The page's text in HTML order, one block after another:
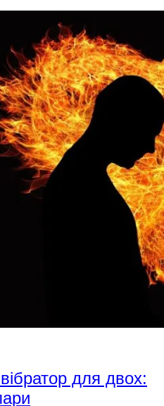
для двох: